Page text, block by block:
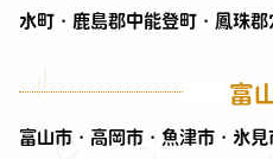
水町・鹿島郡中能登町・鳳珠
富
富山市・高岡市・魚津市・氷